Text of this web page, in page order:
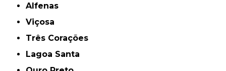
Alfenas
Viçosa
Três Corações
Lagoa Santa